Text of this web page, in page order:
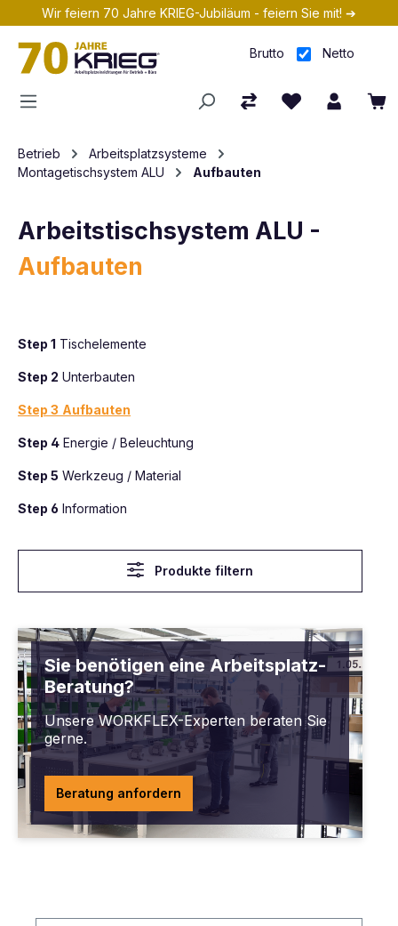
Zum Hauptinhalt springen
Wir feiern 70 Jahre KRIEG-Jubiläum - feiern Sie mit! ➔
Brutto Netto
Betrieb
Arbeitsplatzsysteme
Montagetischsystem ALU
Aufbauten
Arbeitstischsystem ALU -
Aufbauten
Step 1 Tischelemente
Step 2 Unterbauten
Step 3 Aufbauten
Step 4 Energie / Beleuchtung
Step 5 Werkzeug / Material
Step 6 Information
Produkte filtern
Sie benötigen eine Arbeitsplatz-
Beratung?
Unsere WORKFLEX-Experten beraten Sie
gerne.
Beratung anfordern